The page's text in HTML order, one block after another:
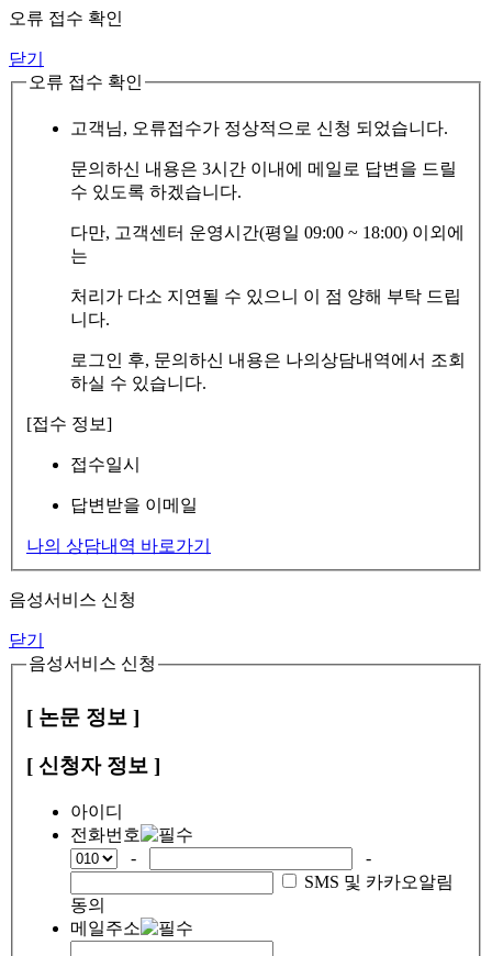
오류 접수 확인
닫기
오류 접수 확인
고객님, 오류접수가 정상적으로 신청 되었습니다.
문의하신 내용은 3시간 이내에 메일로 답변을 드릴
수 있도록 하겠습니다.
다만, 고객센터 운영시간(평일 09:00 ~ 18:00) 이외에
는
처리가 다소 지연될 수 있으니 이 점 양해 부탁 드립
니다.
로그인 후, 문의하신 내용은 나의상담내역에서 조회
하실 수 있습니다.
[접수 정보]
접수일시
답변받을 이메일
나의 상담내역 바로가기
음성서비스 신청
닫기
음성서비스 신청
[ 논문 정보 ]
[ 신청자 정보 ]
아이디
전화번호
-
-
SMS 및 카카오알림
동의
메일주소